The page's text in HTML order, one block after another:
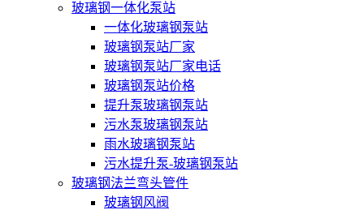
玻璃钢一体化泵站
一体化玻璃钢泵站
玻璃钢泵站厂家
玻璃钢泵站厂家电话
玻璃钢泵站价格
提升泵玻璃钢泵站
污水泵玻璃钢泵站
雨水玻璃钢泵站
污水提升泵-玻璃钢泵站
玻璃钢法兰弯头管件
玻璃钢风阀